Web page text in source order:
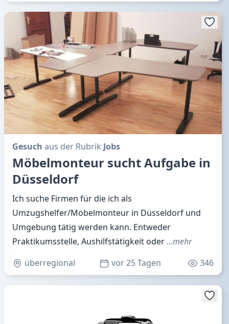
Gesuch aus der Rubrik Jobs
Möbelmonteur sucht Aufgabe in
Düsseldorf
Ich suche Firmen für die ich als
Umzugshelfer/Möbelmonteur in Düsseldorf und
Umgebung tätig werden kann. Entweder
Praktikumsstelle, Aushilfstätigkeit oder…mehr
überregional
vor 25 Tagen 346